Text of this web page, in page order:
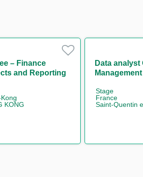
– Finance
and Reporting
KONG
Data analyst
Stage
France
Saint-Quentin